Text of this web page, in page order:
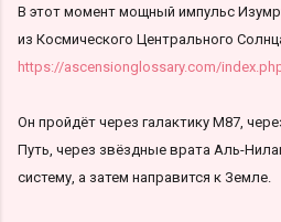
В этот момент мощный импульс
из Космического Центрального
https://ascensionglossary.com/
Он пройдёт через галактику M87,
Путь, через звёздные врата Аль-
систему, а затем направится к Земле.